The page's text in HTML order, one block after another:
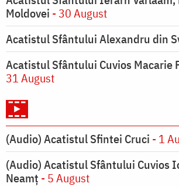
Moldovei - 30 August
Acatistul Sfântului Alexandru din
Acatistul Sfântului Cuvios Macarie
31 August
(Audio) Acatistul Sfintei Cruci - 1
(Audio) Acatistul Sfântului Cuvios
Neamț - 5 August